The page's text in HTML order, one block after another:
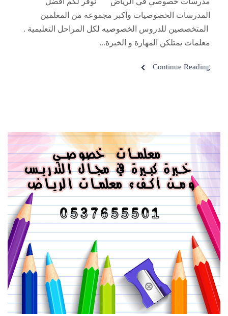
المدرسات الخصوصيات وأكبر مجموعه من المعلمين
المتخصصين للدروس الخصوصيه لكل المراحل التعليمية .
معلمات يمتلكن المهارة و الخبرة...
Continue Reading